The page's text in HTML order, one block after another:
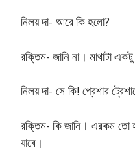
নিলয় দা- আরে কি হলো?
রক্তিম- জানি না। মাথাটা
নিলয় দা- সে কি! প্রেশার
রক্তিম- কি জানি। এরকম
যাবে।